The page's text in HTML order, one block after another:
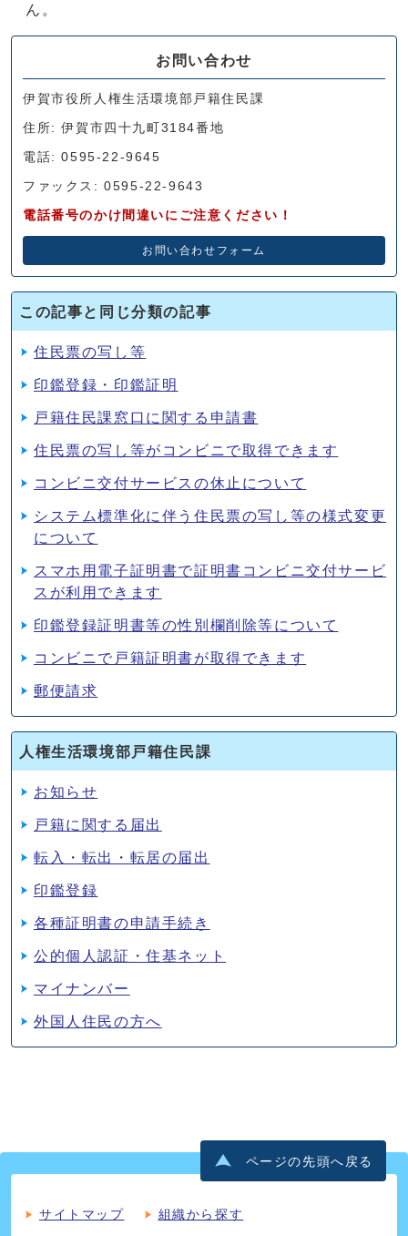
ん。
お問い合わせ
伊賀市役所人権生活環境部戸籍住民課
住所: 伊賀市四十九町3184番地
電話: 0595-22-9645
ファックス: 0595-22-9643
電話番号のかけ間違いにご注意ください！
お問い合わせフォーム
この記事と同じ分類の記事
住民票の写し等
印鑑登録・印鑑証明
戸籍住民課窓口に関する申請書
住民票の写し等がコンビニで取得できます
コンビニ交付サービスの休止について
システム標準化に伴う住民票の写し等の様式変更
について
スマホ用電子証明書で証明書コンビニ交付サービ
スが利用できます
印鑑登録証明書等の性別欄削除等について
コンビニで戸籍証明書が取得できます
郵便請求
人権生活環境部戸籍住民課
お知らせ
戸籍に関する届出
転入・転出・転居の届出
印鑑登録
各種証明書の申請手続き
公的個人認証・住基ネット
マイナンバー
外国人住民の方へ
ページの先頭へ戻る
サイトマップ 組織から探す